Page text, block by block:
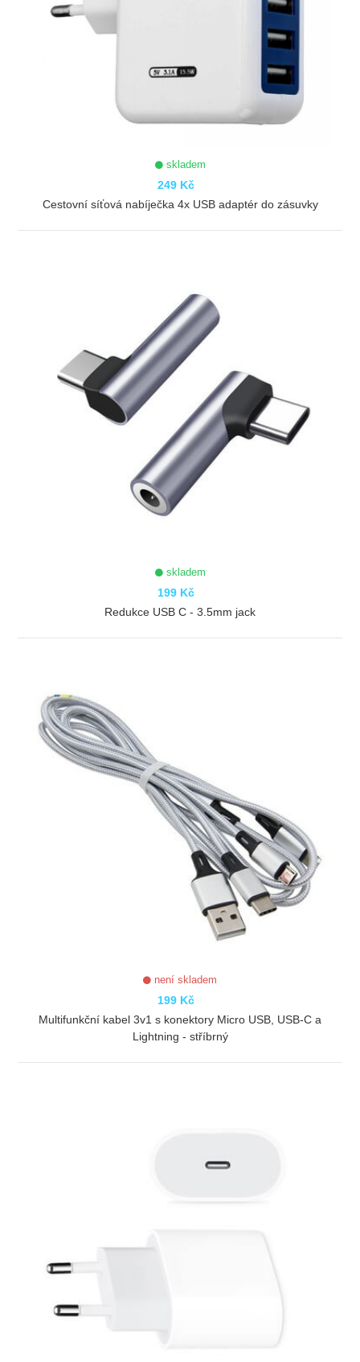
skladem
249 Kč
Cestovní síťová nabíječka 4x USB adaptér do zásuvky
skladem
199 Kč
Redukce USB C - 3.5mm jack
není skladem
199 Kč
Multifunkční kabel 3v1 s konektory Micro USB, USB-C a
Lightning - stříbrný